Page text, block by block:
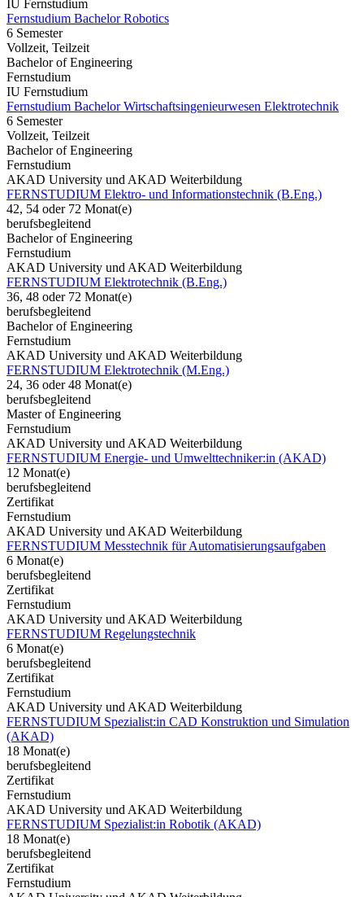
IU Fernstudium
Fernstudium Bachelor Robotics
6 Semester
Vollzeit, Teilzeit
Bachelor of Engineering
Fernstudium
IU Fernstudium
Fernstudium Bachelor Wirtschaftsingenieurwesen Elektrotechnik
6 Semester
Vollzeit, Teilzeit
Bachelor of Engineering
Fernstudium
AKAD University und AKAD Weiterbildung
FERNSTUDIUM Elektro- und Informationstechnik (B.Eng.)
42, 54 oder 72 Monat(e)
berufsbegleitend
Bachelor of Engineering
Fernstudium
AKAD University und AKAD Weiterbildung
FERNSTUDIUM Elektrotechnik (B.Eng.)
36, 48 oder 72 Monat(e)
berufsbegleitend
Bachelor of Engineering
Fernstudium
AKAD University und AKAD Weiterbildung
FERNSTUDIUM Elektrotechnik (M.Eng.)
24, 36 oder 48 Monat(e)
berufsbegleitend
Master of Engineering
Fernstudium
AKAD University und AKAD Weiterbildung
FERNSTUDIUM Energie- und Umwelttechniker:in (AKAD)
12 Monat(e)
berufsbegleitend
Zertifikat
Fernstudium
AKAD University und AKAD Weiterbildung
FERNSTUDIUM Messtechnik für Automatisierungsaufgaben
6 Monat(e)
berufsbegleitend
Zertifikat
Fernstudium
AKAD University und AKAD Weiterbildung
FERNSTUDIUM Regelungstechnik
6 Monat(e)
berufsbegleitend
Zertifikat
Fernstudium
AKAD University und AKAD Weiterbildung
FERNSTUDIUM Spezialist:in CAD Konstruktion und Simulation
(AKAD)
18 Monat(e)
berufsbegleitend
Zertifikat
Fernstudium
AKAD University und AKAD Weiterbildung
FERNSTUDIUM Spezialist:in Robotik (AKAD)
18 Monat(e)
berufsbegleitend
Zertifikat
Fernstudium